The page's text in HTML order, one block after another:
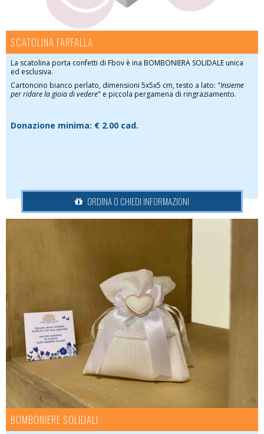
SCATOLINA FARFALLA
La scatolina porta confetti di Fbov è ina BOMBONIERA SOLIDALE unica
ed esclusiva.
Cartoncino bianco perlato, dimensioni 5x5x5 cm, testo a lato: "Insieme
per ridare la gioia di vedere" e piccola pergamena di ringraziamento.
Donazione minima: € 2.00 cad.
ORDINA O CHIEDI INFORMAZIONI
BOMBONIERE SOLIDALI